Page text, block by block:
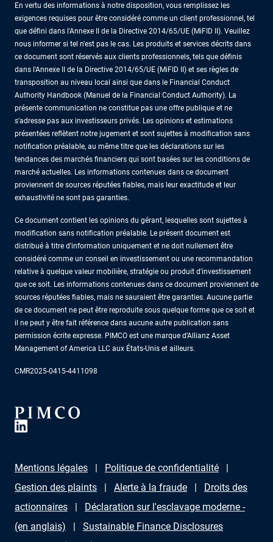
En vertu des informations à notre disposition, vous remplissez les
exigences requises pour être considéré comme un client professionnel, tel
que défini dans l'Annexe II de la Directive 2014/65/UE (MiFID II). Veuillez
nous informer si tel n'est pas le cas. Les produits et services décrits dans
ce document sont réservés aux clients professionnels, tels que définis
dans l'Annexe II de la Directive 2014/65/UE (MiFID II) et ses règles de
transposition au niveau local ainsi que dans le Financial Conduct
Authority Handbook (Manuel de la Financial Conduct Authority). La
présente communication ne constitue pas une offre publique et ne
s'adresse pas aux investisseurs privés. Les opinions et estimations
présentées reflètent notre jugement et sont sujettes à modification sans
notification préalable, au même titre que les déclarations sur les
tendances des marchés financiers qui sont basées sur les conditions de
marché actuelles. Les informations contenues dans ce document
proviennent de sources réputées fiables, mais leur exactitude et leur
exhaustivité ne sont pas garanties.
Ce document contient les opinions du gérant, lesquelles sont sujettes à
modification sans notification préalable. Le présent document est
distribué à titre d'information uniquement et ne doit nullement être
considéré comme un conseil en investissement ou une recommandation
relative à quelque valeur mobilière, stratégie ou produit d'investissement
que ce soit. Les informations contenues dans ce document proviennent de
sources réputées fiables, mais ne sauraient être garanties. Aucune partie
de ce document ne peut être reproduite sous quelque forme que ce soit et
il ne peut y être fait référence dans aucune autre publication sans
permission écrite expresse. PIMCO est une marque d’Allianz Asset
Management of America LLC aux États-Unis et ailleurs.
CMR2025-0415-4411098
Mentions légales
Politique de confidentialité
Gestion des plaints
Alerte à la fraude
Droits des
actionnaires
Déclaration sur l'esclavage moderne -
(en anglais)
Sustainable Finance Disclosures